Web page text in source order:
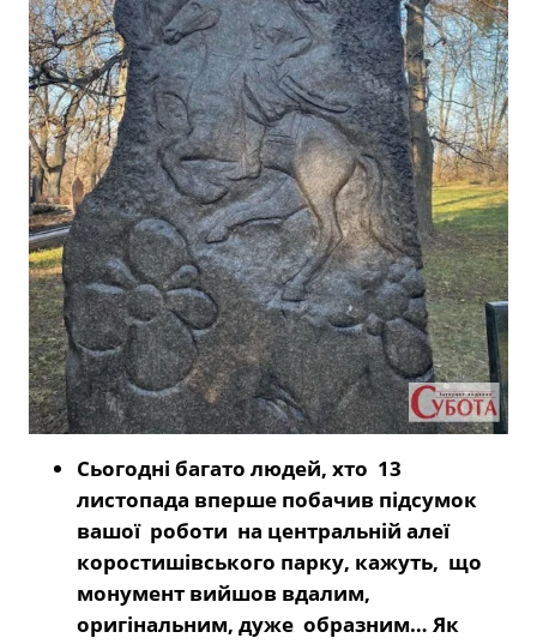
Сьогодні багато людей, хто 13
листопада вперше побачив підсумок
вашої роботи на центральній алеї
коростишівського парку, кажуть, що
монумент вийшов вдалим,
оригінальним, дуже образним… Як